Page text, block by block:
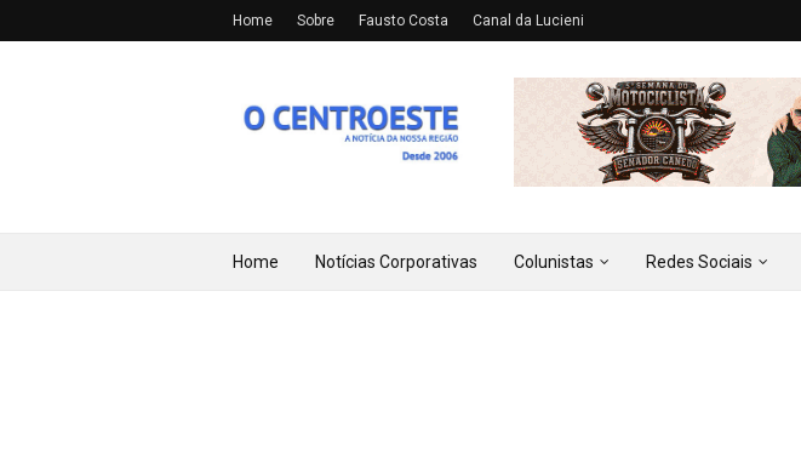
Home Sobre Fausto Costa Canal da Lucieni
Home Notícias Corporativas Colunistas Redes Sociais